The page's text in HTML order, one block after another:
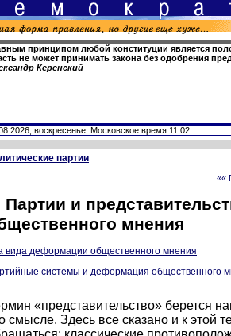
принципом любой конституции является
не может принимать закона без одобрения
Керенский
воскресенье. Московское время 11:02
партии
««
Партии и
мнения
вида деформации общественного мнения
системы и деформация общественного
«представительство» берется
смысле. Здесь все сказано и к этой